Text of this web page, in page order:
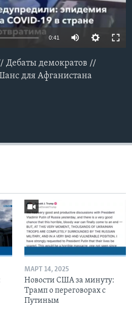
0:41
Дебаты демократов //
для Афганистана
МАРТ 14, 2025
Новости США за минуту:
Трамп о переговорах с
Путиным